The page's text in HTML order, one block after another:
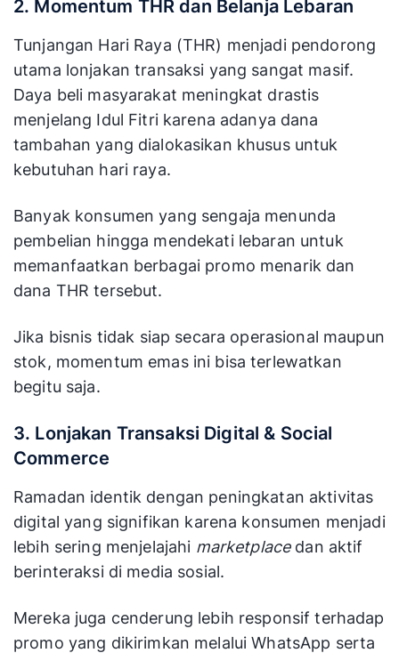
2. Momentum THR dan Belanja Lebaran
Tunjangan Hari Raya (THR) menjadi pendorong
utama lonjakan transaksi yang sangat masif.
Daya beli masyarakat meningkat drastis
menjelang Idul Fitri karena adanya dana
tambahan yang dialokasikan khusus untuk
kebutuhan hari raya.
Banyak konsumen yang sengaja menunda
pembelian hingga mendekati lebaran untuk
memanfaatkan berbagai promo menarik dan
dana THR tersebut.
Jika bisnis tidak siap secara operasional maupun
stok, momentum emas ini bisa terlewatkan
begitu saja.
3. Lonjakan Transaksi Digital & Social
Commerce
Ramadan identik dengan peningkatan aktivitas
digital yang signifikan karena konsumen menjadi
lebih sering menjelajahi marketplacedan aktif
berinteraksi di media sosial.
Mereka juga cenderung lebih responsif terhadap
promo yang dikirimkan melalui WhatsApp serta